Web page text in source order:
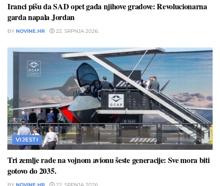
Iranci pišu da SAD opet gađa njihove gradove: Revolucionarna
garda napala Jordan
BY NOVINE.HR 22. SRPNJA 2026.
VIJESTI
Tri zemlje rade na vojnom avionu šeste generacije: Sve mora biti
gotovo do 2035.